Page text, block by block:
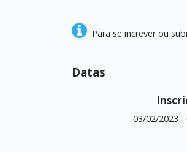
Para se increver ou
Datas
03/02/2023 -